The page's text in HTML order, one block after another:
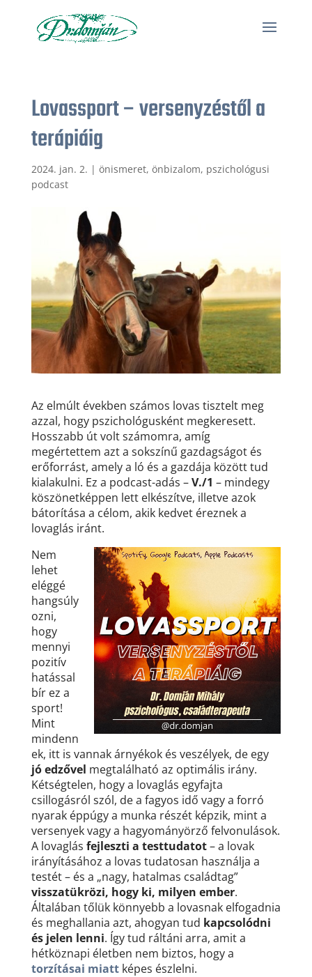
Lovassport – versenyzéstől a
terápiáig
2024. jan. 2. | önismeret, önbizalom, pszichológusi
podcast
Az elmúlt években számos lovas tisztelt meg
azzal, hogy pszichológusként megkeresett.
Hosszabb út volt számomra, amíg
megértettem azt a sokszínű gazdagságot és
erőforrást, amely a ló és a gazdája között tud
kialakulni. Ez a podcast-adás –V./1 – mindegy
köszönetképpen lett elkészítve, illetve azok
bátorítása a célom, akik kedvet éreznek a
lovaglás iránt.
Nem
lehet
eléggé
hangsúly
ozni,
hogy
mennyi
pozitív
hatással
bír ez a
sport!
Mint
mindenn
ek, itt is vannak árnyékok és veszélyek, de egy
jó edzővel megtalálható az optimális irány.
Kétségtelen, hogy a lovaglás egyfajta
csillogásról szól, de a fagyos idő vagy a forró
nyarak éppúgy a munka részét képzik, mint a
versenyek vagy a hagyományörző felvonulások.
A lovaglás fejleszti a testtudatot– a lovak
irányításához a lovas tudatosan használja a
testét – és a „nagy, hatalmas családtag”
visszatükrözi, hogy ki, milyen ember.
Általában tőlük könnyebb a lovasnak elfogadnia
és meghallania azt, ahogyan tud kapcsolódni
és jelen lenni. Így tud ráltáni arra, amit a
hétköznapi életben nem biztos, hogy a
torzításai miattképes észlelni.